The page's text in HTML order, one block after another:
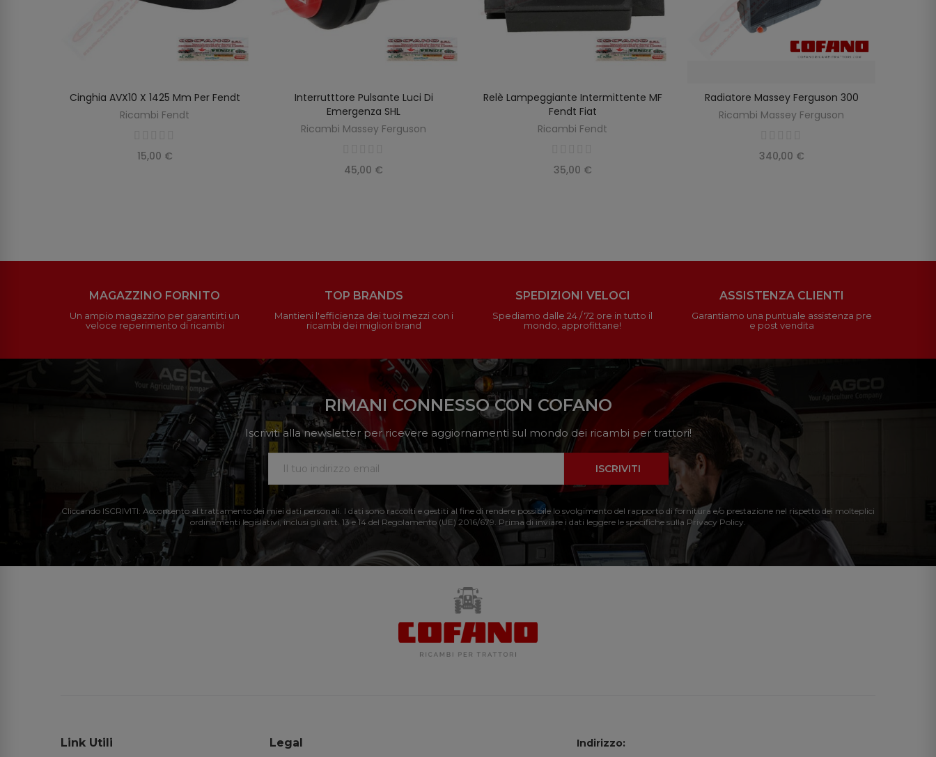
AGGIUNGI AL CARRELLO
Cinghia AVX10 X 1425 Mm Per Fendt
Ricambi Fendt
15,00 €
SCOPRIRE
Interrutttore Pulsante Luci Di
Emergenza SHL
Ricambi Massey Ferguson
45,00 €
AGGIUNGI AL CARRELLO
Relè Lampeggiante Intermittente MF
Fendt Fiat
Ricambi Fendt
35,00 €
AGGIUNGI AL CARRELLO
Radiatore Massey Ferguson 300
Ricambi Massey Ferguson
340,00 €
MAGAZZINO FORNITO
Un ampio magazzino per garantirti un
veloce reperimento di ricambi
TOP BRANDS
Mantieni l'efficienza dei tuoi mezzi con i
ricambi dei migliori brand
SPEDIZIONI VELOCI
Spediamo dalle 24 / 72 ore in tutto il
mondo, approfittane!
ASSISTENZA CLIENTI
Garantiamo una puntuale assistenza pre
e post vendita
RIMANI CONNESSO CON COFANO
Iscriviti alla newsletter per ricevere aggiornamenti sul mondo dei ricambi per trattori!
ISCRIVITI
Cliccando ISCRIVITI: Acconsento al trattamento dei miei dati personali. I dati sono raccolti e gestiti al fine di rendere possibile lo svolgimento del rapporto di fornitura e/o prestazione nel rispetto dei molteplici
ordinamenti legislativi, inclusi gli artt. 13 e 14 del Regolamento (UE) 2016/679. Prima di inviare i dati leggere le specifiche sulla Privacy Policy.
Link Utili Legal Indirizzo: